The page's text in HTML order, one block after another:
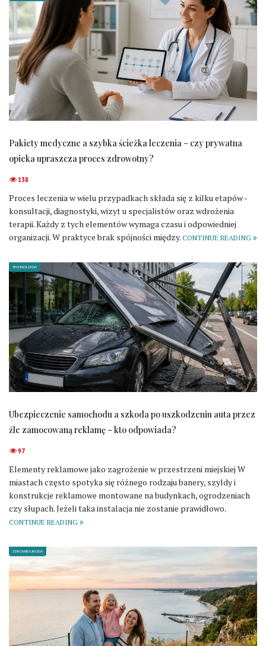
Pakiety medyczne a szybka ścieżka leczenia – czy prywatna
opieka upraszcza proces zdrowotny?
138
Proces leczenia w wielu przypadkach składa się z kilku etapów -
konsultacji, diagnostyki, wizyt u specjalistów oraz wdrożenia
terapii. Każdy z tych elementów wymaga czasu i odpowiedniej
organizacji. W praktyce brak spójności między. CONTINUE READING
TECHNOLOGIA
Ubezpieczenie samochodu a szkoda po uszkodzeniu auta przez
źle zamocowaną reklamę – kto odpowiada?
97
Elementy reklamowe jako zagrożenie w przestrzeni miejskiej W
miastach często spotyka się różnego rodzaju banery, szyldy i
konstrukcje reklamowe montowane na budynkach, ogrodzeniach
czy słupach. Jeżeli taka instalacja nie zostanie prawidłowo.
CONTINUE READING
ZDROWIE I URODA